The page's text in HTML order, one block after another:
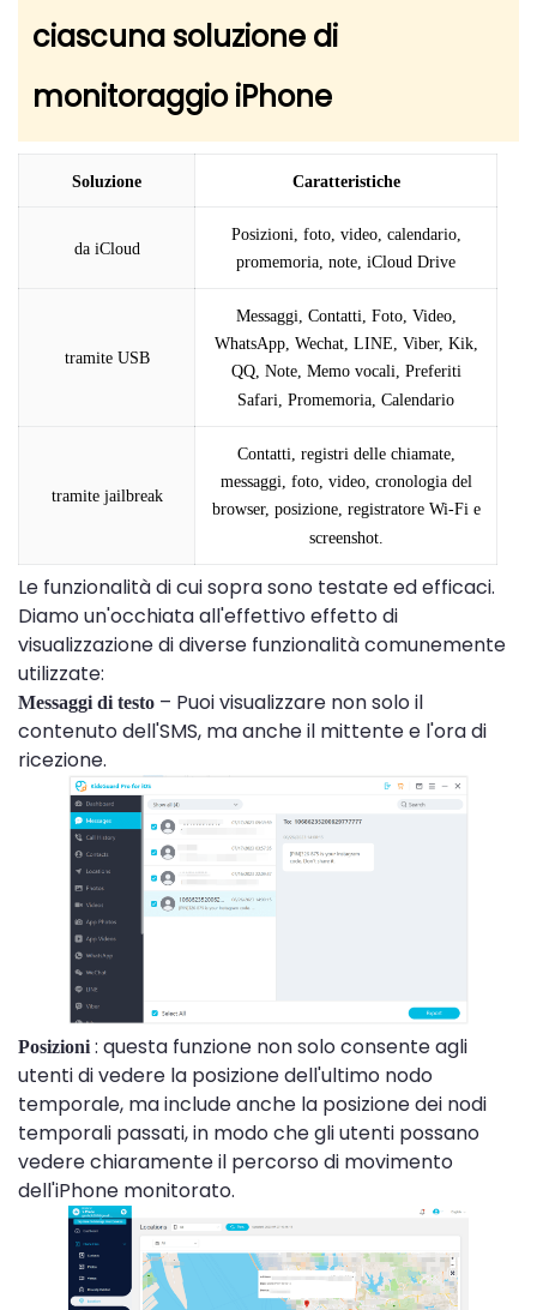
ciascuna soluzione di
monitoraggio iPhone
Soluzione Caratteristiche
da iCloud
Posizioni, foto, video, calendario,
promemoria, note, iCloud Drive
tramite USB
Messaggi, Contatti, Foto, Video,
WhatsApp, Wechat, LINE, Viber, Kik,
QQ, Note, Memo vocali, Preferiti
Safari, Promemoria, Calendario
tramite jailbreak
Contatti, registri delle chiamate,
messaggi, foto, video, cronologia del
browser, posizione, registratore Wi-Fi e
screenshot.
Le funzionalità di cui sopra sono testate ed efficaci.
Diamo un'occhiata all'effettivo effetto di
visualizzazione di diverse funzionalità comunemente
utilizzate:
Messaggi di testo – Puoi visualizzare non solo il
contenuto dell'SMS, ma anche il mittente e l'ora di
ricezione.
Posizioni: questa funzione non solo consente agli
utenti di vedere la posizione dell'ultimo nodo
temporale, ma include anche la posizione dei nodi
temporali passati, in modo che gli utenti possano
vedere chiaramente il percorso di movimento
dell'iPhone monitorato.